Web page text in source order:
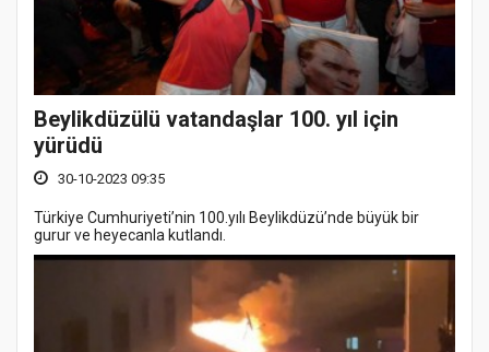
Beylikdüzülü vatandaşlar 100. yıl için
yürüdü
30-10-2023 09:35
Türkiye Cumhuriyeti’nin 100.yılı Beylikdüzü’nde büyük bir
gurur ve heyecanla kutlandı.